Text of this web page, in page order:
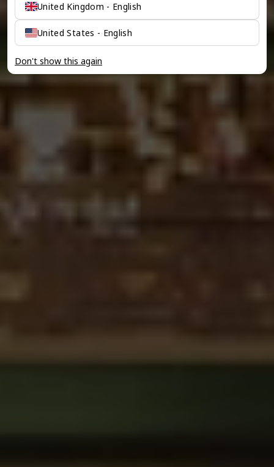
United Kingdom - English
United States - English
Don't show this again